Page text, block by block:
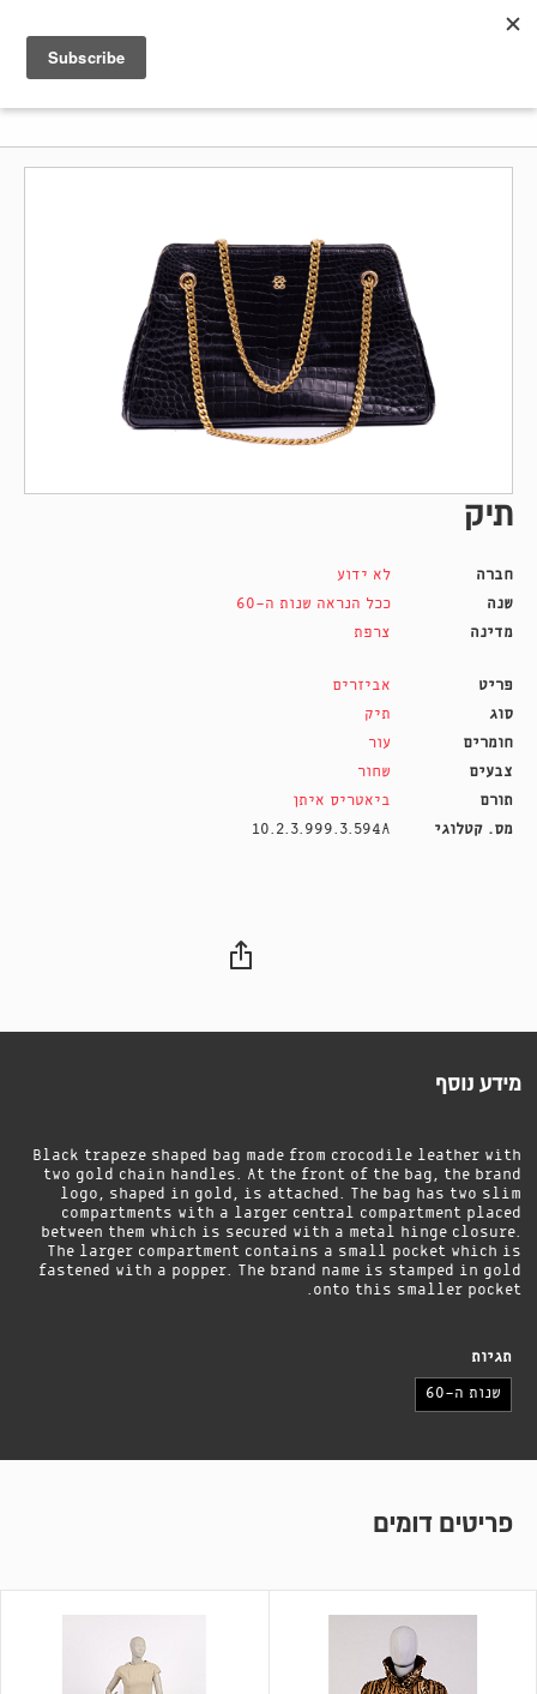
תיק
חברה
לא ידוע
שנה
ככל הנראה שנות ה-60
מדינה
צרפת
פריט
אביזרים
סוג
תיק
חומרים
עור
צבעים
שחור
תורם
ביאטריס איתן
מס. קטלוגי
10.2.3.999.3.594A
מידע נוסף
Black trapeze shaped bag made from crocodile leather with
two gold chain handles. At the front of the bag, the brand
logo, shaped in gold, is attached. The bag has two slim
compartments with a larger central compartment placed
between them which is secured with a metal hinge closure.
The larger compartment contains a small pocket which is
fastened with a popper. The brand name is stamped in gold
onto this smaller pocket.
תגיות
שנות ה-60
פריטים דומים